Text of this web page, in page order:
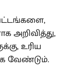
அறிவித்து,
உரிய
வேண்டும்.